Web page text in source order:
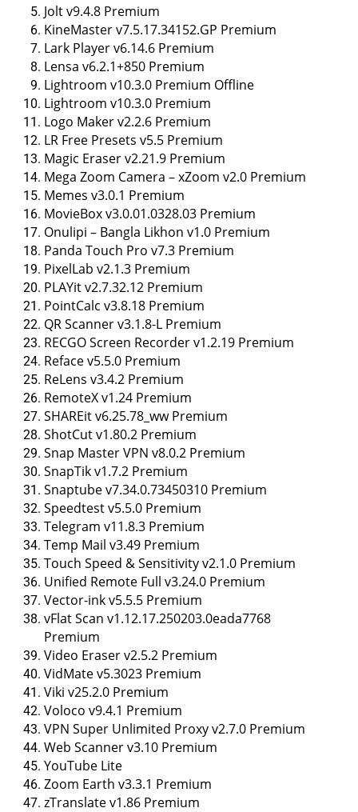
Jolt v9.4.8 Premium
KineMaster v7.5.17.34152.GP Premium
Lark Player v6.14.6 Premium
Lensa v6.2.1+850 Premium
Lightroom v10.3.0 Premium Offline
Lightroom v10.3.0 Premium
Logo Maker v2.2.6 Premium
LR Free Presets v5.5 Premium
Magic Eraser v2.21.9 Premium
Mega Zoom Camera – xZoom v2.0 Premium
Memes v3.0.1 Premium
MovieBox v3.0.01.0328.03 Premium
Onulipi – Bangla Likhon v1.0 Premium
Panda Touch Pro v7.3 Premium
PixelLab v2.1.3 Premium
PLAYit v2.7.32.12 Premium
PointCalc v3.8.18 Premium
QR Scanner v3.1.8-L Premium
RECGO Screen Recorder v1.2.19 Premium
Reface v5.5.0 Premium
ReLens v3.4.2 Premium
RemoteX v1.24 Premium
SHAREit v6.25.78_ww Premium
ShotCut v1.80.2 Premium
Snap Master VPN v8.0.2 Premium
SnapTik v1.7.2 Premium
Snaptube v7.34.0.73450310 Premium
Speedtest v5.5.0 Premium
Telegram v11.8.3 Premium
Temp Mail v3.49 Premium
Touch Speed & Sensitivity v2.1.0 Premium
Unified Remote Full v3.24.0 Premium
Vector-ink v5.5.5 Premium
vFlat Scan v1.12.17.250203.0eada7768
Premium
Video Eraser v2.5.2 Premium
VidMate v5.3023 Premium
Viki v25.2.0 Premium
Voloco v9.4.1 Premium
VPN Super Unlimited Proxy v2.7.0 Premium
Web Scanner v3.10 Premium
YouTube Lite
Zoom Earth v3.3.1 Premium
zTranslate v1.86 Premium